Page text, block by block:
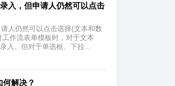
入，但申请人仍然可以点击
人仍然可以点击选择(文本和数
作流表单模板时，对于文本
入。但对于单选框、下拉...
解决？